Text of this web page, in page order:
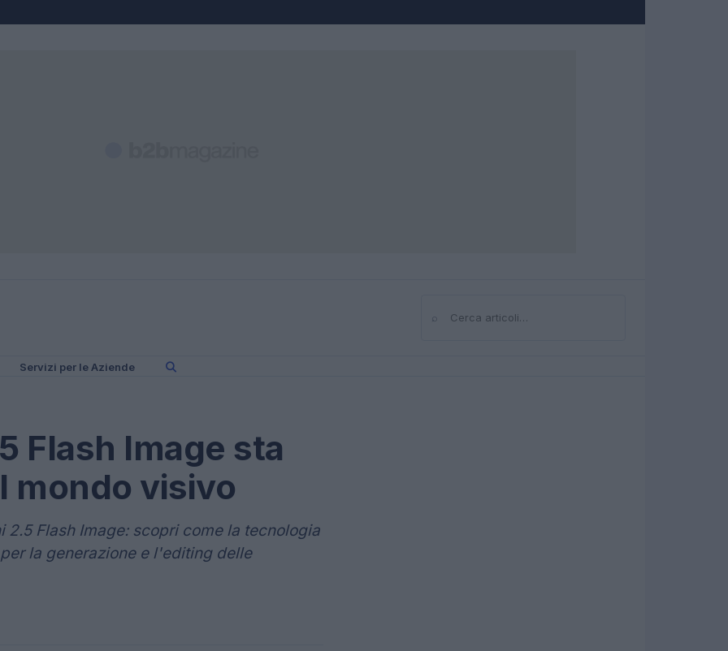
⌕Cerca
Servizi per le Aziende
Flash Image sta
mondo visivo
2.5 Flash Image: scopri come la tecnologia
la generazione e l'editing delle